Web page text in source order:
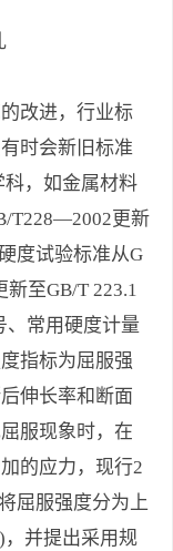
改进，行业标
时会新旧标准
，如金属材料
T228—2002更新
度试验标准从G
至GB/T 223.1
常用硬度计量
指标为屈服强
伸长率和断面
服现象时，在
的应力，现行2
屈服强度分为上
，并提出采用规